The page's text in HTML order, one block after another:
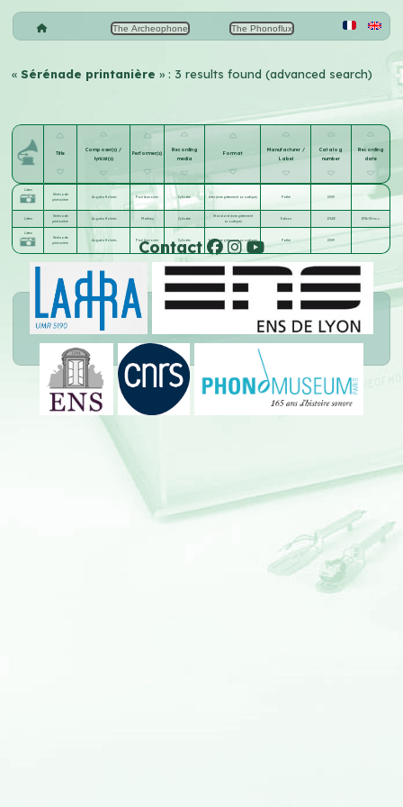
The Archeophone The Phonoflux
« Sérénade printanière» : 3 results found (advanced search)
Title
Composer(s) /
lyricist(s)
Performer(s)
Recording
media
Format
Manufacturer /
Label
Catalog
number
Recording
date
Listen
Sérénade
printanière
Augusta Holmès Paul Aumonier Cylindre Inter (enregistrement acoustique) Pathé 2009
Listen
Sérénade
printanière
Augusta Holmès Mathieu Cylindre
Standard (enregistrement
acoustique)
Edison 17683 1906-05-xx c.
Listen
Sérénade
printanière
Augusta Holmès Paul Aumonier Cylindre Inter (enregistrement acoustique) Pathé 2009
Contact